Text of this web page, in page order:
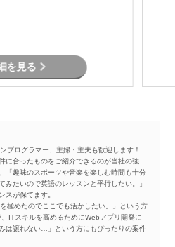
を見る
プログラマー、主婦・主夫も歓迎します！
に合ったものをご紹介できるのが当社の強
「趣味のスポーツや音楽を楽しむ時間も十分
みたいので英語のレッスンと平行したい。」
スが保てます。
極めたのでここでも活かしたい。」という方
ITスキルを高めるためにWebアプリ開発に
は譲れない…」という方にもぴったりの案件